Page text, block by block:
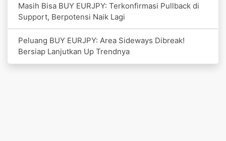
Masih Bisa BUY EURJPY: Terkonfirmasi Pullback di
Support, Berpotensi Naik Lagi
Peluang BUY EURJPY: Area Sideways Dibreak!
Bersiap Lanjutkan Up Trendnya